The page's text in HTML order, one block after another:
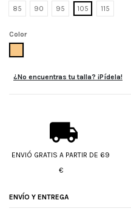
85
90 95 105 115
Color
¿No encuentras tu talla? ¡Pídela!
ENVIÓ GRATIS A PARTIR DE 69
€
ENVÍO Y ENTREGA